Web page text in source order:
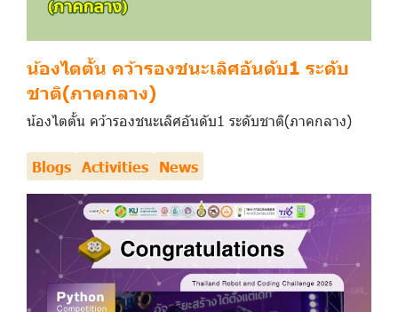
น้องไตตั้น คว้ารองชนะเลิศอันดับ1 ระดับ
ชาติ(ภาคกลาง)
น้องไตตั้น คว้ารองชนะเลิศอันดับ1 ระดับชาติ(ภาคกลาง)
Blogs Activities News